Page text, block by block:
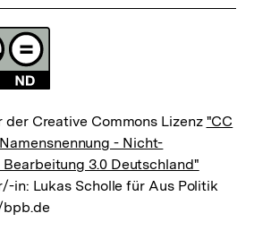
der Creative Commons Lizenz "CC
- Nicht-
3.0 Deutschland"
in: Lukas Scholle für Aus Politik